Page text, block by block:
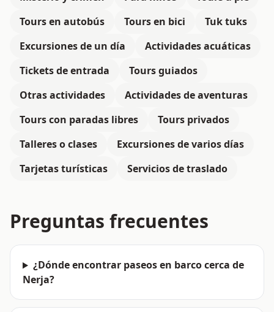
Tours en autobús
Tours en bici
Tuk tuks
Excursiones de un día
Actividades acuáticas
Tickets de entrada
Tours guiados
Otras actividades
Actividades de aventuras
Tours con paradas libres
Tours privados
Talleres o clases
Excursiones de varios días
Tarjetas turísticas
Servicios de traslado
Preguntas frecuentes
¿Dónde encontrar paseos en barco cerca de
Nerja?